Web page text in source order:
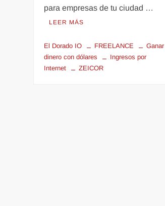
para empresas de tu ciudad …
LEER MÁS
El Dorado IO FREELANCE
Ganar
dinero con dólares
Ingresos por
Internet
ZEICOR